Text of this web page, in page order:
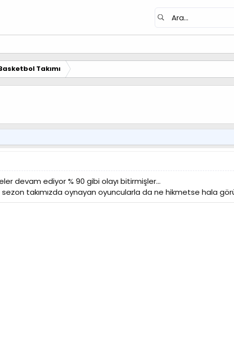
Takımı
devam ediyor % 90 gibi olayı bitirmişler...
sezon takımızda oynayan oyuncularla da ne hikmetse hala